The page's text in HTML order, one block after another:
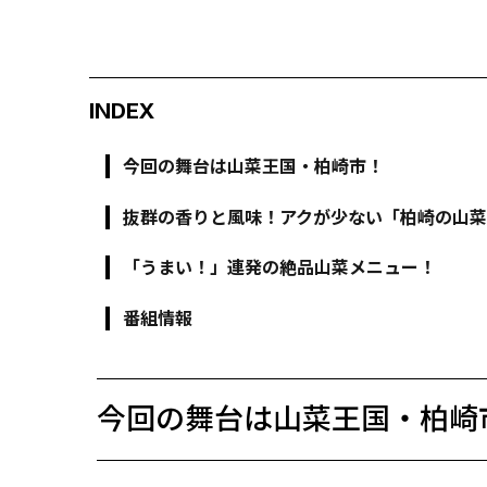
INDEX
今回の舞台は山菜王国・柏崎市！
抜群の香りと風味！アクが少ない「柏崎の山菜
「うまい！」連発の絶品山菜メニュー！
番組情報
今回の舞台は山菜王国・柏崎